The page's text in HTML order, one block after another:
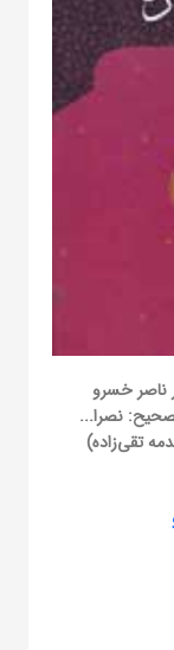
ناصر خسرو
نصرا...
تقی‌زاده)